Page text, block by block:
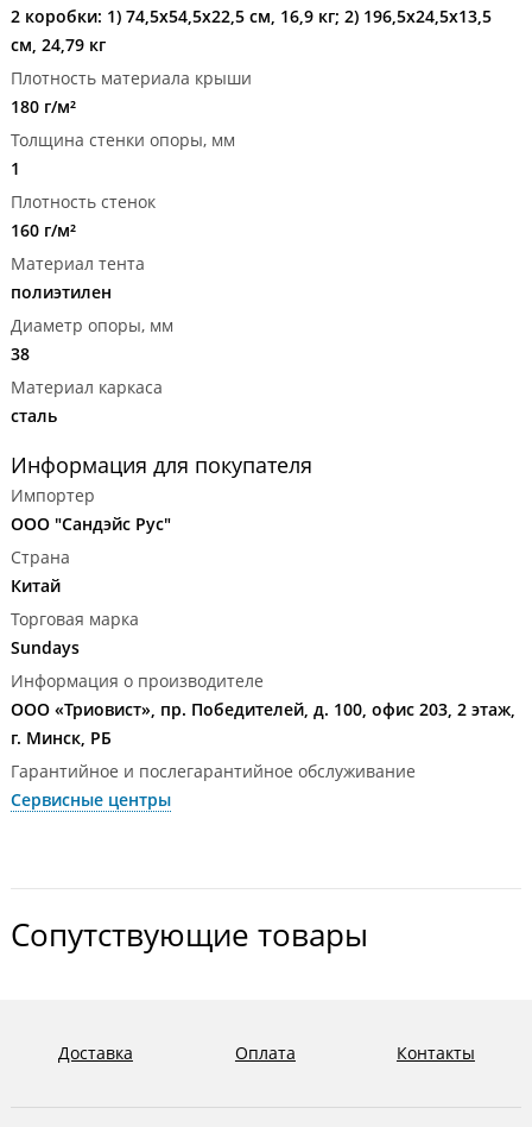
2 коробки: 1) 74,5x54,5x22,5 см, 16,9 кг; 2) 196,5x24,5x13,5
см, 24,79 кг
Плотность материала крыши
180 г/м²
Толщина стенки опоры, мм
1
Плотность стенок
160 г/м²
Материал тента
полиэтилен
Диаметр опоры, мм
38
Материал каркаса
сталь
Информация для покупателя
Импортер
ООО "Сандэйс Рус"
Страна
Китай
Торговая марка
Sundays
Информация о производителе
ООО «Триовист», пр. Победителей, д. 100, офис 203, 2 этаж,
г. Минск, РБ
Гарантийное и послегарантийное обслуживание
Сервисные центры
Сопутствующие товары
Доставка Оплата Контакты